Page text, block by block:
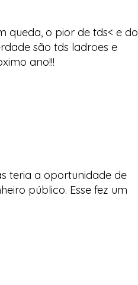
queda, o pior de tds< e do
são tds ladroes e
ano!!!
teria a oportunidade de
público. Esse fez um